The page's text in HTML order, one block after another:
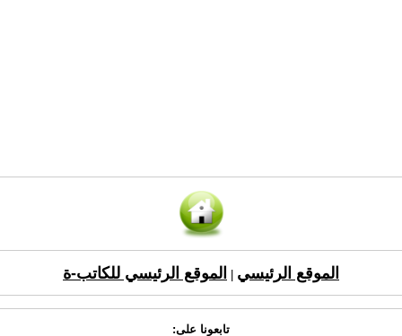
الموقع الرئيسي الموقع الرئيسي للكاتب-ة
تابعونا على: